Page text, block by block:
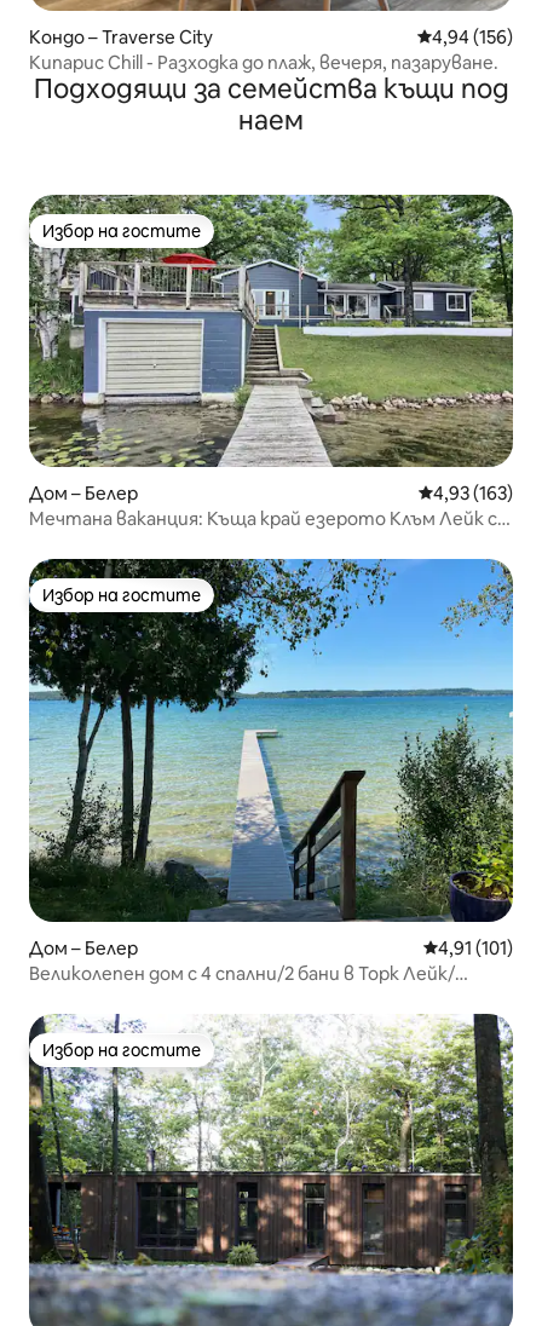
Кондо – Traverse City Средна
4,94 (156)
Кипарис Chill - Разходка до плаж, вечеря, пазаруване.
Подходящи за семейства къщи под
наем
Избор на гостите
Избор на гостите
Дом – Белер Средна
4,93 (163)
Мечтана ваканция: Къща край езерото Клъм Лейк с
Избор на гостите
Избор на гостите
Дом – Белер Средна
4,91 (101)
Великолепен дом с 4 спални/2 бани в Торк Лейк/
Избор на гостите
Избор на гостите